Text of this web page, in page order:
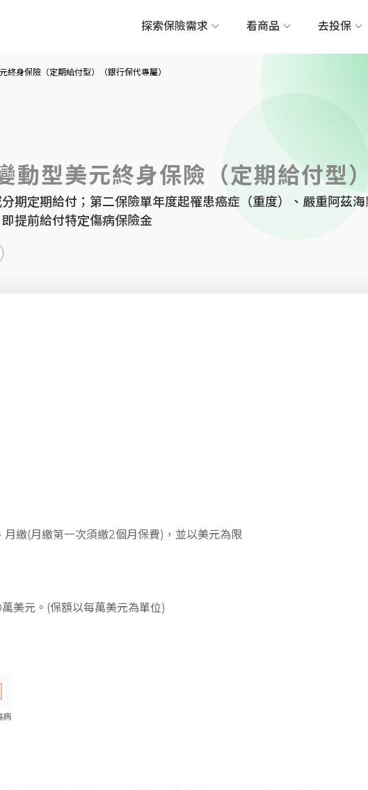
探索保險需求 看商品 去投保
終身保險（定期給付型）（銀行保代專屬）
動型美元終身保險（定期給付型
期定期給付；第二保險單年度起罹患癌症（重度）、嚴重阿茲
提前給付特定傷病保險金
月繳(月繳第一次須繳2個月保費)，並以美元為限
美元。(保額以每萬美元為單位)
病